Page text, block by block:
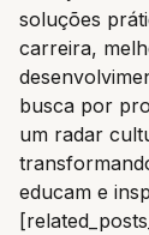
soluções
carreira,
busca por
um radar
educam e